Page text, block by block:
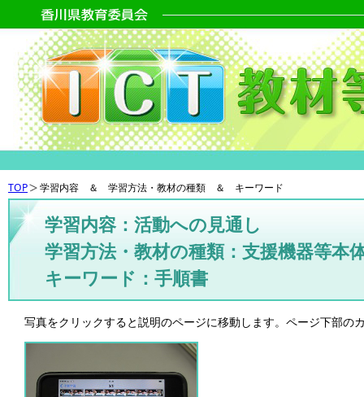
TOP 学習内容 ＆ 学習方法・教材の種類 ＆ キーワード
学習内容：活動への見通し
学習方法・教材の種類：支援機器等本
キーワード：手順書
写真をクリックすると説明のページに移動します。ページ下部